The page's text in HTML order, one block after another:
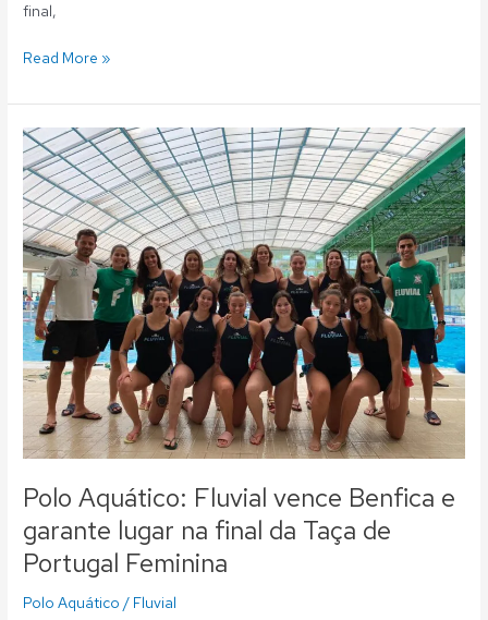
final,
Read More »
Polo Aquático: Fluvial vence Benfica e
garante lugar na final da Taça de
Portugal Feminina
Polo Aquático / Fluvial
Polo
Aquático:
Fluvial
vence
Benfica
e
garante
lugar
na
final
da
Taça
de
Portugal